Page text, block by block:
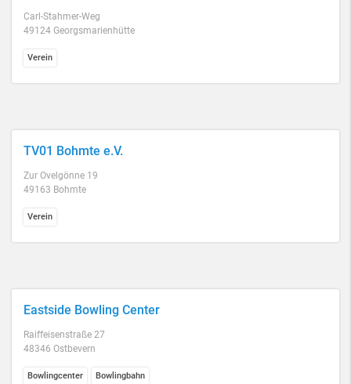
Carl-Stahmer-Weg
49124 Georgsmarienhütte
Verein
TV01 Bohmte e.V.
Zur Ovelgönne 19
49163 Bohmte
Verein
Eastside Bowling Center
Raiffeisenstraße 27
48346 Ostbevern
Bowlingcenter Bowlingbahn